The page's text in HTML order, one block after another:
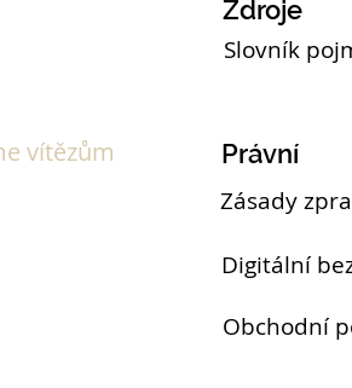
Zdroje
vítězům
Slovník
Právní
Zásady
Digitální
Obchodní